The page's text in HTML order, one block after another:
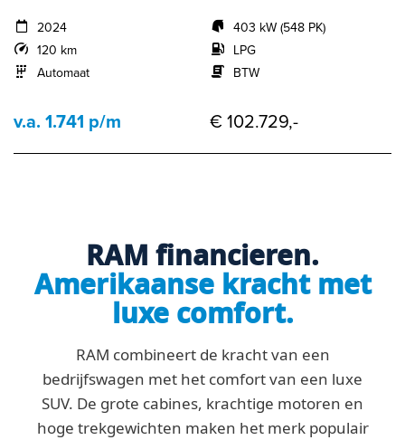
2024
120 km
Automaat
403 kW (548 PK)
LPG
BTW
v.a. 1.741 p/m € 102.729,-
RAM financieren.
Amerikaanse kracht met
luxe comfort.
RAM combineert de kracht van een
bedrijfswagen met het comfort van een luxe
SUV. De grote cabines, krachtige motoren en
hoge trekgewichten maken het merk populair